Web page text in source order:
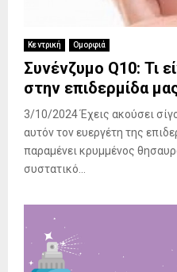
Κεντρική Ομορφιά
Συνένζυμο Q10: Τι
στην επιδερμίδα
3/10/2024 Έχεις ακούσει
αυτόν τον ευεργέτη της
παραμένει κρυμμένος
συστατικό...